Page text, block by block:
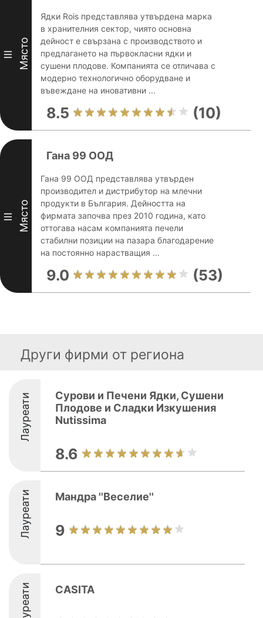
III Място
Ядки Rois представлява утвърдена марка
в хранителния сектор, чиято основна
дейност е свързана с производството и
предлагането на първокласни ядки и
сушени плодове. Компанията се отличава с
модерно технологично оборудване и
въвеждане на иновативни ...
8.5 (10)
III Място
Гана 99 ООД
Гана 99 ООД представлява утвърден
производител и дистрибутор на млечни
продукти в България. Дейността на
фирмата започва през 2010 година, като
оттогава насам компанията печели
стабилни позиции на пазара благодарение
на постоянно нарастващия ...
9.0 (53)
Други фирми от региона
Лауреати
Сурови и Печени Ядки, Сушени
Плодове и Сладки Изкушения
Nutissima
8.6
Лауреати Мандра ''Веселие''
9
Лауреати CASITA